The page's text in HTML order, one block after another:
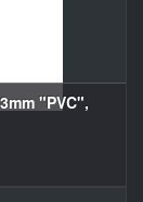
"PVC",